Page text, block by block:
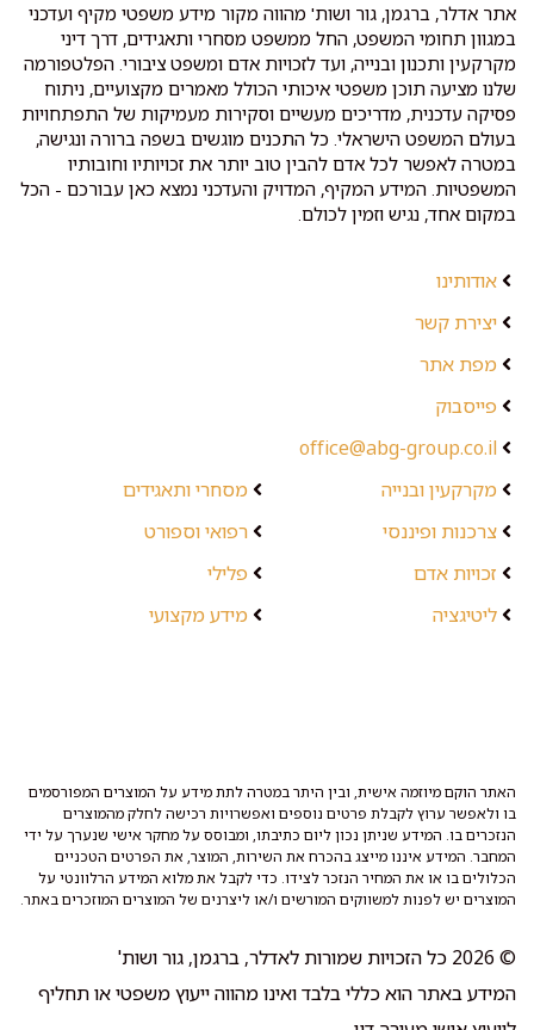
אתר אדלר, ברגמן, גור ושות' מהווה מקור מידע משפטי מקיף ועדכני
במגוון תחומי המשפט, החל ממשפט מסחרי ותאגידים, דרך דיני
מקרקעין ותכנון ובנייה, ועד לזכויות אדם ומשפט ציבורי. הפלטפורמה
שלנו מציעה תוכן משפטי איכותי הכולל מאמרים מקצועיים, ניתוח
פסיקה עדכנית, מדריכים מעשיים וסקירות מעמיקות של התפתחויות
בעולם המשפט הישראלי. כל התכנים מוגשים בשפה ברורה ונגישה,
במטרה לאפשר לכל אדם להבין טוב יותר את זכויותיו וחובותיו
המשפטיות. המידע המקיף, המדויק והעדכני נמצא כאן עבורכם - הכל
במקום אחד, נגיש וזמין לכולם.
אודותינו
יצירת קשר
מפת אתר
פייסבוק
office@abg-group.co.il
מקרקעין ובנייה
צרכנות ופיננסי
זכויות אדם
ליטיגציה
מסחרי ותאגידים
רפואי וספורט
פלילי
מידע מקצועי
האתר הוקם מיוזמה אישית, ובין היתר במטרה לתת מידע על המוצרים המפורסמים
בו ולאפשר ערוץ לקבלת פרטים נוספים ואפשרויות רכישה לחלק מהמוצרים
הנזכרים בו. המידע שניתן נכון ליום כתיבתו, ומבוסס על מחקר אישי שנערך על ידי
המחבר. המידע איננו מייצג בהכרח את השירות, המוצר, את הפרטים הטכניים
הכלולים בו או את המחיר הנזכר לצידו. כדי לקבל את מלוא המידע הרלוונטי על
המוצרים יש לפנות למשווקים המורשים ו/או ליצרנים של המוצרים המוזכרים באתר.
© 2026 כל הזכויות שמורות לאדלר, ברגמן, גור ושות'
המידע באתר הוא כללי בלבד ואינו מהווה ייעוץ משפטי או תחליף